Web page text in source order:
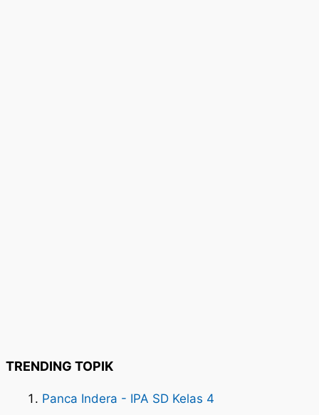
TRENDING TOPIK
Panca Indera - IPA SD Kelas 4